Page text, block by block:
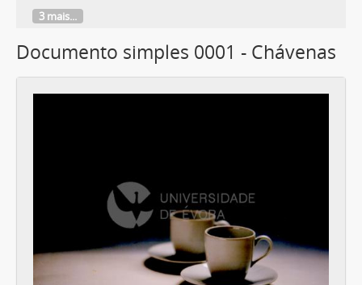
3 mais...
Documento simples 0001 - Chávenas